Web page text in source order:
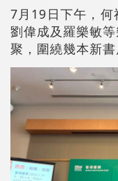
7月19日下午，何
劉偉成及羅樂敏
聚，圍繞幾本新書